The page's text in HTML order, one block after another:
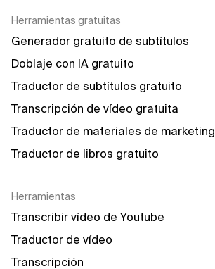
Herramientas gratuitas
Generador gratuito de subtítulos
Doblaje con IA gratuito
Traductor de subtítulos gratuito
Transcripción de vídeo gratuita
Traductor de materiales de marketing
Traductor de libros gratuito
Herramientas
Transcribir vídeo de Youtube
Traductor de vídeo
Transcripción